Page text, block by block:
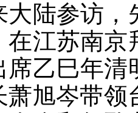
大陆参访
在江苏南
席乙巳年
旭岑带领